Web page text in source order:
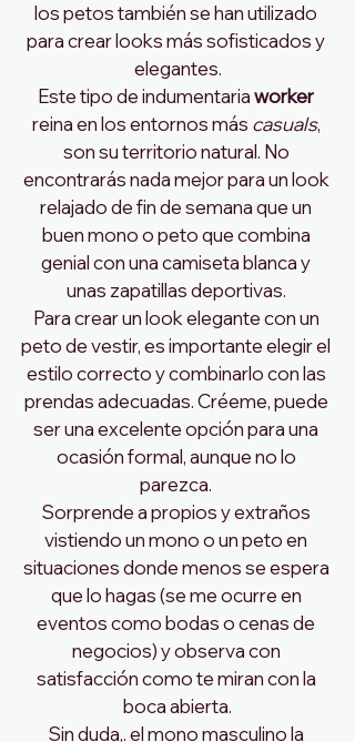
los petos también se han utilizado
para crear looks más sofisticados y
elegantes.
Este tipo de indumentaria worker
reina en los entornos más casuals,
son su territorio natural. No
encontrarás nada mejor para un look
relajado de fin de semana que un
buen mono o peto que combina
genial con una camiseta blanca y
unas zapatillas deportivas.
Para crear un look elegante con un
peto de vestir, es importante elegir el
estilo correcto y combinarlo con las
prendas adecuadas. Créeme, puede
ser una excelente opción para una
ocasión formal, aunque no lo
parezca.
Sorprende a propios y extraños
vistiendo un mono o un peto en
situaciones donde menos se espera
que lo hagas (se me ocurre en
eventos como bodas o cenas de
negocios) y observa con
satisfacción como te miran con la
boca abierta.
Sin duda,. el mono masculino la